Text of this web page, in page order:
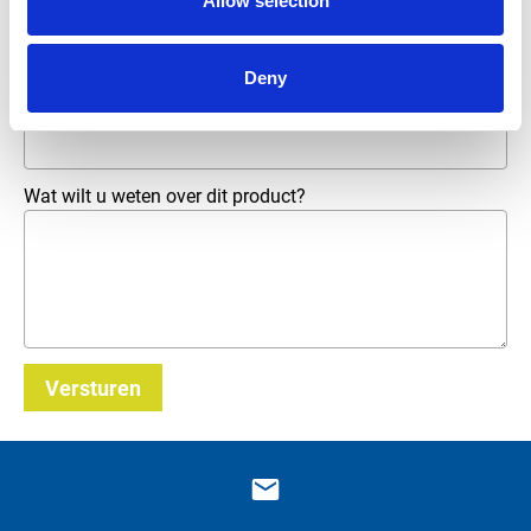
Deny
Telefoonnummer
E-mailadres *
Wat wilt u weten over dit product?
Versturen